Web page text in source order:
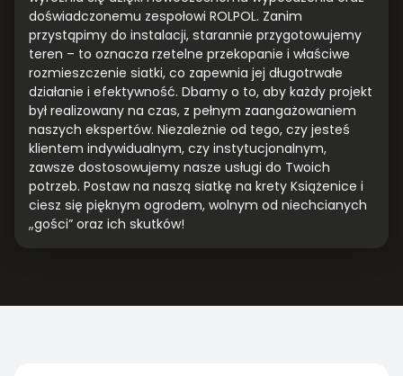
doświadczonemu zespołowi ROLPOL. Zanim
przystąpimy do instalacji, starannie przygotowujemy
teren – to oznacza rzetelne przekopanie i właściwe
rozmieszczenie siatki, co zapewnia jej długotrwałe
działanie i efektywność. Dbamy o to, aby każdy projekt
był realizowany na czas, z pełnym zaangażowaniem
naszych ekspertów. Niezależnie od tego, czy jesteś
klientem indywidualnym, czy instytucjonalnym,
zawsze dostosowujemy nasze usługi do Twoich
potrzeb. Postaw na naszą siatkę na krety Książenice i
ciesz się pięknym ogrodem, wolnym od niechcianych
„gości” oraz ich skutków!